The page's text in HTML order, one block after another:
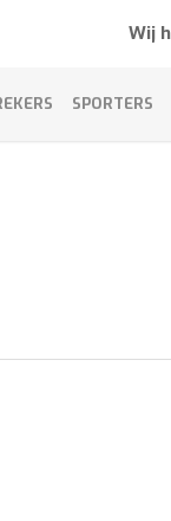
Wij
SPORTERS